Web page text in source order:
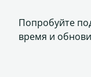
Попробуйте
время и